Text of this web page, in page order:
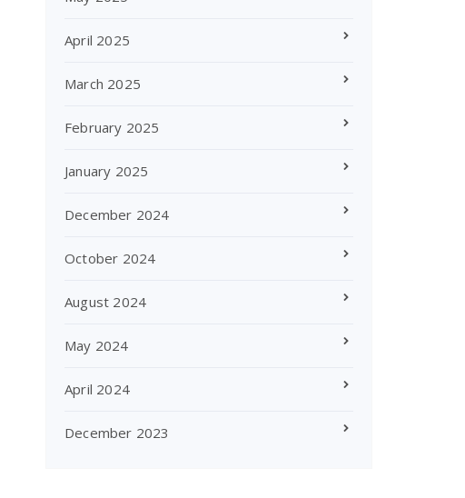
April 2025
March 2025
February 2025
January 2025
December 2024
October 2024
August 2024
May 2024
April 2024
December 2023